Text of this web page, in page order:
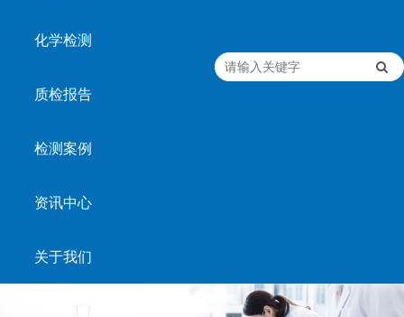
化学检测
质检报告
检测案例
资讯中心
关于我们